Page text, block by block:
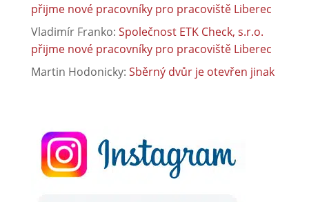
přijme nové pracovníky pro pracoviště Liberec
Vladimír Franko: Společnost ETK Check, s.r.o.
přijme nové pracovníky pro pracoviště Liberec
Martin Hodonicky: Sběrný dvůr je otevřen jinak